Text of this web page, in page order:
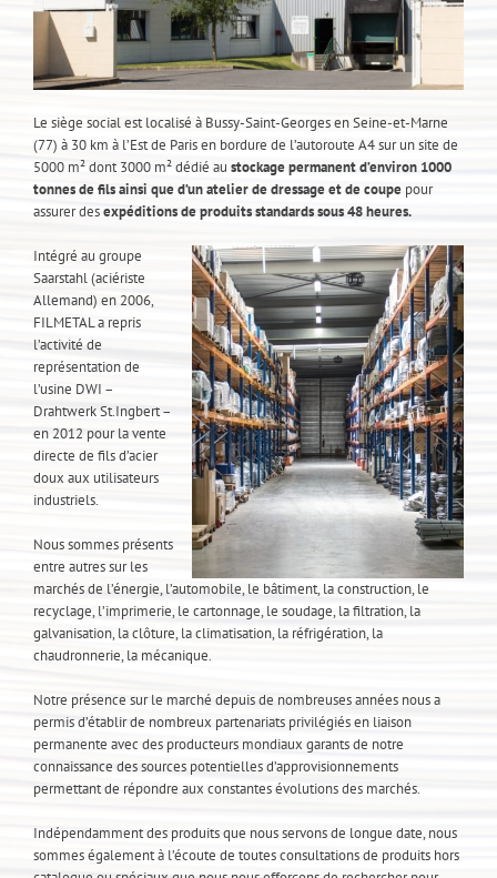
Le siège social est localisé à Bussy-Saint-Georges en Seine-et-Marne
(77) à 30 km à l’Est de Paris en bordure de l’autoroute A4 sur un site de
5000 m² dont 3000 m² dédié au stockage permanent d’environ 1000
tonnes de fils ainsi que d’un atelier de dressage et de coupe pour
assurer desexpéditions de produits standards sous 48 heures.
Intégré au groupe
Saarstahl (aciériste
Allemand) en 2006,
FILMETAL a repris
l’activité de
représentation de
l’usine DWI –
Drahtwerk St.Ingbert –
en 2012 pour la vente
directe de fils d’acier
doux aux utilisateurs
industriels.
Nous sommes présents
entre autres sur les
marchés de l’énergie, l’automobile, le bâtiment, la construction, le
recyclage, l’imprimerie, le cartonnage, le soudage, la filtration, la
galvanisation, la clôture, la climatisation, la réfrigération, la
chaudronnerie, la mécanique.
Notre présence sur le marché depuis de nombreuses années nous a
permis d’établir de nombreux partenariats privilégiés en liaison
permanente avec des producteurs mondiaux garants de notre
connaissance des sources potentielles d’approvisionnements
permettant de répondre aux constantes évolutions des marchés.
Indépendamment des produits que nous servons de longue date, nous
sommes également à l’écoute de toutes consultations de produits hors